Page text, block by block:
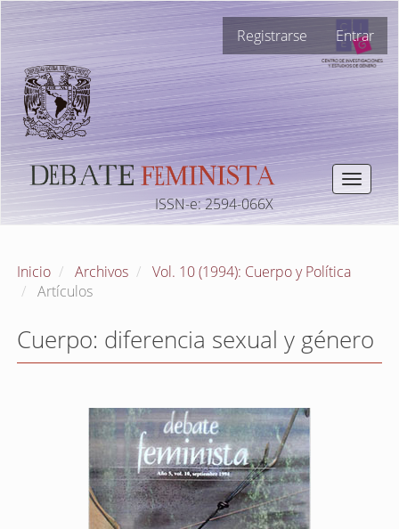
Navegación
principal
Contenido
principal
Barra
lateral
Registrarse Entrar
Toggle
ISSN-e: 2594-066X
Inicio Archivos
Vol. 10 (1994): Cuerpo y Política
Artículos
Cuerpo: diferencia sexual y género